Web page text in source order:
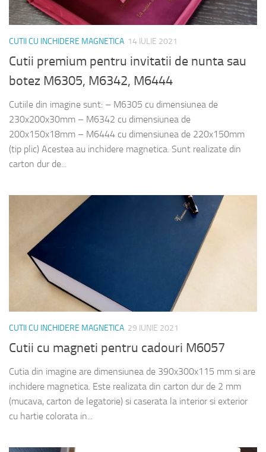
CUTII CU INCHIDERE MAGNETICA 14 IULIE 2021
Cutii premium pentru invitatii de nunta sau
botez M6305, M6342, M6444
Cutiile din imagine sunt: – M6305 cu dimensiunea de
230x200x30mm – M6342 cu dimensiunea de
200x150x18mm – M6444 cu dimensiunea de 220x150mm
(tip plic) Acestea au inchidere magnetica. Sunt realizate din
carton dur de...
CUTII CU INCHIDERE MAGNETICA 29 IUNIE 2021
Cutii cu magneti pentru cadouri M6057
Cutia din imagine are dimensiunea de 390x300x115 mm si are
inchidere magnetica. Este realizata din carton dur de 2 mm
(mucava, carton de legatorie) si caserata la interior si exterior
cu hartie colorata in...